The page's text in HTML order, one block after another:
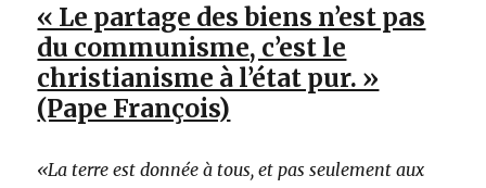
« Le partage des biens n’est pas
du communisme, c’est le
christianisme à l’état pur. »
(Pape François)
«La terre est donnée à tous, et pas seulement aux